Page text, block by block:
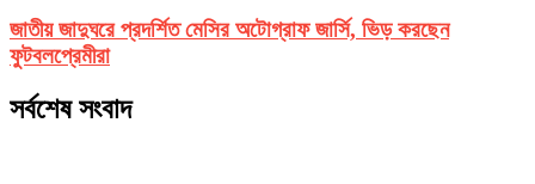
জাতীয় জাদুঘরে প্রদর্শিত মেসির অটোগ্রাফ জার্সি, ভিড় করছেন
ফুটবলপ্রেমীরা
সর্বশেষ সংবাদ